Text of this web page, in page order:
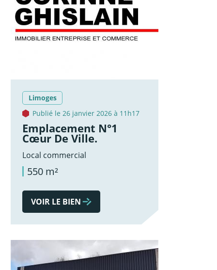
Limoges
Publié le 26 janvier 2026 à 11h17
Emplacement N°1
Cœur De Ville.
Local commercial
550 m²
VOIR LE BIEN